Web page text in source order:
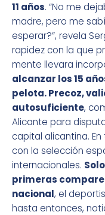
11 años. “No me
madre, pero me
esperar?”, revela
rapidez con la que
mente llevara
alcanzar los 15
pelota. Precoz,
autosuficiente,
Alicante para
capital alicantina.
con la selección
internacionales.
primeras
nacional, el
hasta entonces,